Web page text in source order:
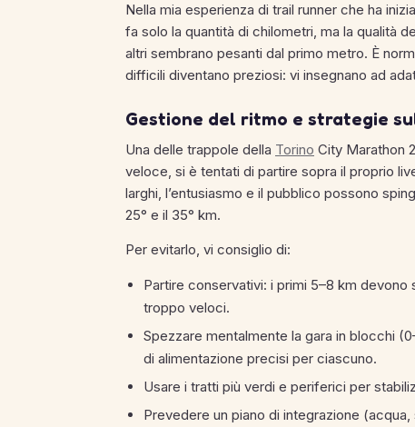
Nella mia esperienza di trail runner che ha
fa solo la quantità di chilometri, ma la qualità
altri sembrano pesanti dal primo metro. È
difficili diventano preziosi: vi insegnano ad
Gestione del ritmo e strategie
Una delle trappole della Torino City Marathon
veloce, si è tentati di partire sopra il proprio
larghi, l’entusiasmo e il pubblico possono
25° e il 35° km.
Per evitarlo, vi consiglio di:
Partire conservativi: i primi 5–8 km
troppo veloci.
Spezzare mentalmente la gara in blocchi
di alimentazione precisi per ciascuno.
Usare i tratti più verdi e periferici per
Prevedere un piano di integrazione